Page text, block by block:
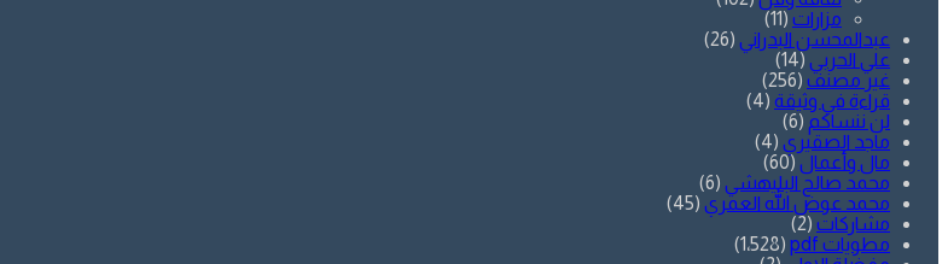
مزارات (11)
عبدالمحسن البدراني (26)
علي الحربي (14)
غير مصنف (256)
قراءة في وثيقة (4)
لن ننساكم (6)
ماجد الصقيري (4)
مال وأعمال (60)
محمد صالح البليهشي (6)
محمد عوض الله العمري (45)
مشاركات (2)
مطويات pdf
(1٬528)